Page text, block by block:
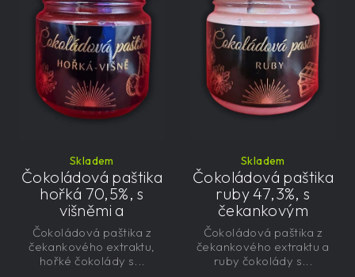
Skladem
Čokoládová paštika
hořká 70,5%, s
višněmi a
čekankovým
sirupem 100g -
nízkokalorická,
Čokoládová paštika z
čekankového extraktu,
hořké čokolády s...
Skladem
Čokoládová paštika
ruby 47,3%, s
čekankovým
sirupem 100g -
nízkokalorická,
řemeslná
Čokoládová paštika z
čekankového extraktu a
ruby čokolády s...